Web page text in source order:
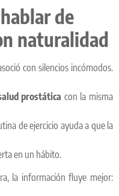
de
naturalidad
con silencios incómodos.
prostática con la misma
de ejercicio ayuda a que la
en un hábito.
la información fluye mejor: